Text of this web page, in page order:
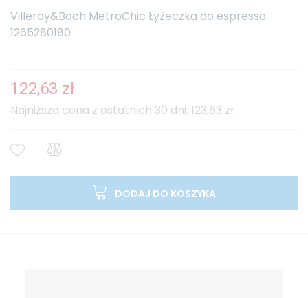
Villeroy&Boch MetroChic Łyżeczka do espresso
1265280180
122,63 zł
Najniższa cena z ostatnich 30 dni: 123,63 zł
DODAJ DO KOSZYKA